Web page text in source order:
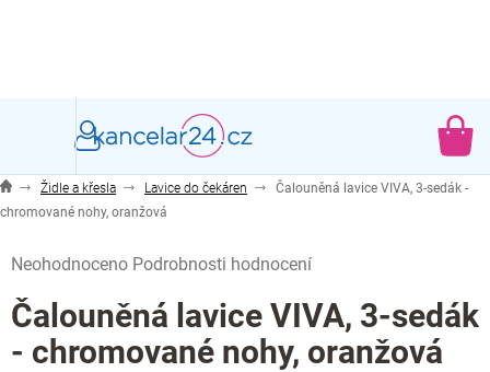
Židle a křesla Lavice do čekáren
Čalouněná lavice VIVA, 3-sedák -
chromované nohy, oranžová
hodnocení
produktu
je
0,0
Neohodnoceno Podrobnosti hodnocení
Čalouněná lavice VIVA, 3-sedák
- chromované nohy, oranžová